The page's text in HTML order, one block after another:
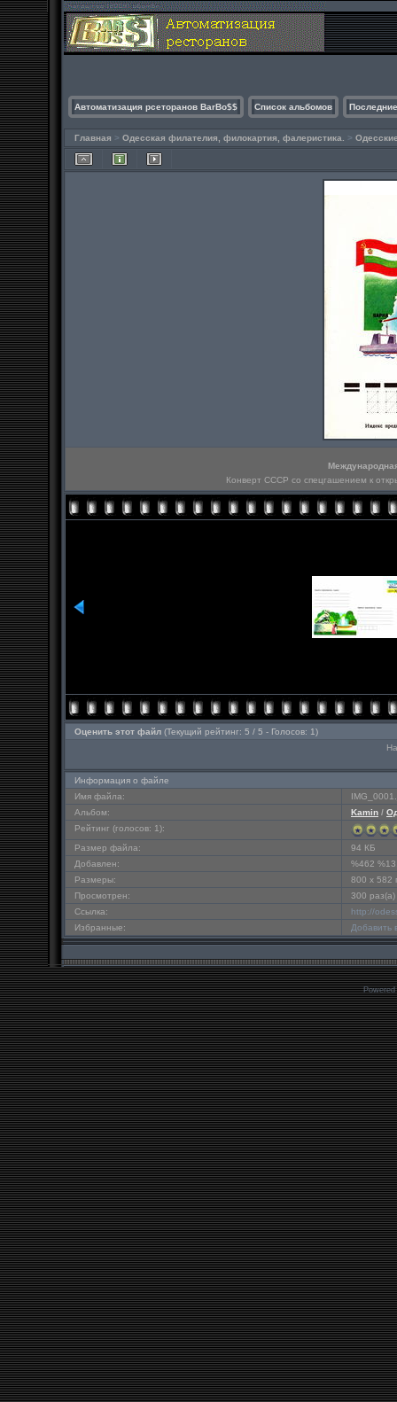
Автоматизация рсеторанов BarBo$$ Список альбомов
Главная > Одесская филателия, филокартия, фалеристика. >
Конверт СССР со спецгашением к
Оценить этот файл (Текущий рейтинг: 5 / 5 - Голосов: 1)
Информация о файле
Имя файла:
Альбом:
Kamin /
Рейтинг (голосов: 1):
Размер файла:
94 КБ
Добавлен:
%462
Размеры:
800 x 582
Просмотрен:
300 раз(а)
Ссылка:
http://
Избранные:
Добавить